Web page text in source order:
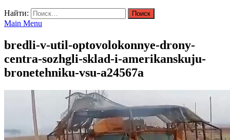
Найти:
Main Menu
bredli-v-util-optovolokonnye-drony-
centra-sozhgli-sklad-i-amerikanskuju-
bronetehniku-vsu-a24567a